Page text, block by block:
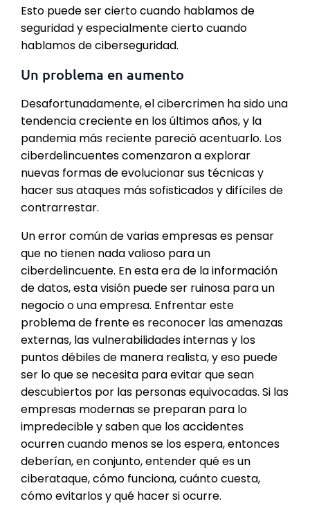
Esto puede ser cierto cuando hablamos de
seguridad y especialmente cierto cuando
hablamos de ciberseguridad.
Un problema en aumento
Desafortunadamente, el cibercrimen ha sido una
tendencia creciente en los últimos años, y la
pandemia más reciente pareció acentuarlo. Los
ciberdelincuentes comenzaron a explorar
nuevas formas de evolucionar sus técnicas y
hacer sus ataques más sofisticados y difíciles de
contrarrestar.
Un error común de varias empresas es pensar
que no tienen nada valioso para un
ciberdelincuente. En esta era de la información
de datos, esta visión puede ser ruinosa para un
negocio o una empresa. Enfrentar este
problema de frente es reconocer las amenazas
externas, las vulnerabilidades internas y los
puntos débiles de manera realista, y eso puede
ser lo que se necesita para evitar que sean
descubiertos por las personas equivocadas. Si las
empresas modernas se preparan para lo
impredecible y saben que los accidentes
ocurren cuando menos se los espera, entonces
deberían, en conjunto, entender qué es un
ciberataque, cómo funciona, cuánto cuesta,
cómo evitarlos y qué hacer si ocurre.